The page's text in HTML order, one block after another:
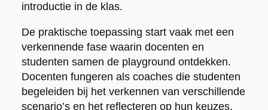
introductie in de klas.
De praktische toepassing start vaak met een
verkennende fase waarin docenten en
studenten samen de playground ontdekken.
Docenten fungeren als coaches die studenten
begeleiden bij het verkennen van verschillende
scenario’s en het reflecteren op hun keuzes.